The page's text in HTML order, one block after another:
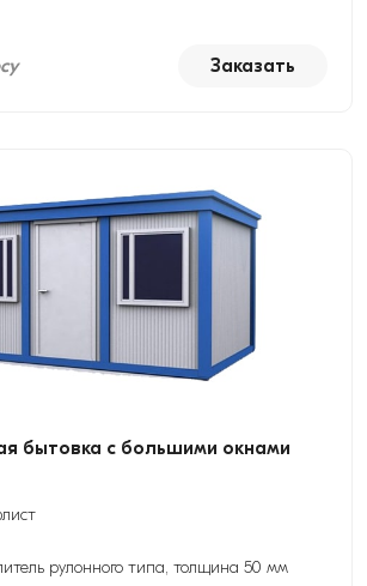
Заказать
бытовка с большими окнами
рулонного типа, толщина 50 мм